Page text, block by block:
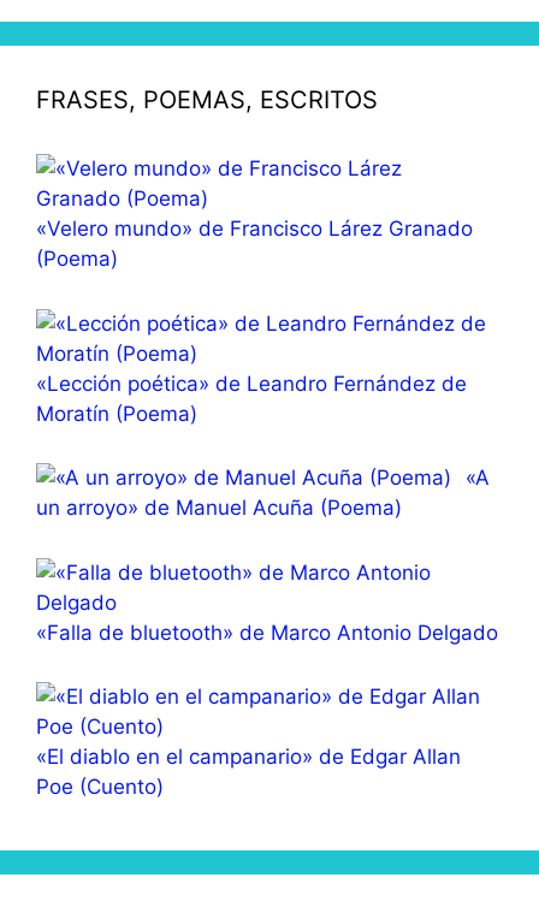
FRASES, POEMAS, ESCRITOS
«Velero mundo» de Francisco Lárez Granado
(Poema)
«Lección poética» de Leandro Fernández de
Moratín (Poema)
«A
un arroyo» de Manuel Acuña (Poema)
«Falla de bluetooth» de Marco Antonio Delgado
«El diablo en el campanario» de Edgar Allan
Poe (Cuento)